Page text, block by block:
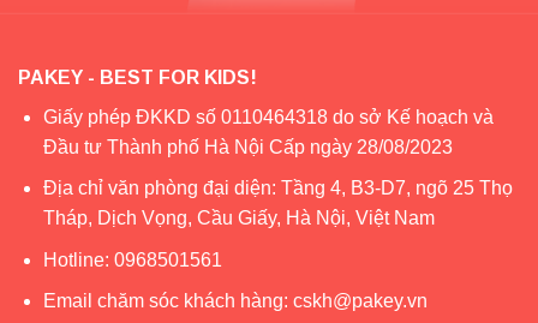
PAKEY - BEST FOR KIDS!
Giấy phép ĐKKD số 0110464318 do sở Kế hoạch và
Đầu tư Thành phố Hà Nội Cấp ngày 28/08/2023
Địa chỉ văn phòng đại diện: Tầng 4, B3-D7, ngõ 25 Thọ
Tháp, Dịch Vọng, Cầu Giấy, Hà Nội, Việt Nam
Hotline: 0968501561
Email chăm sóc khách hàng: cskh@pakey.vn